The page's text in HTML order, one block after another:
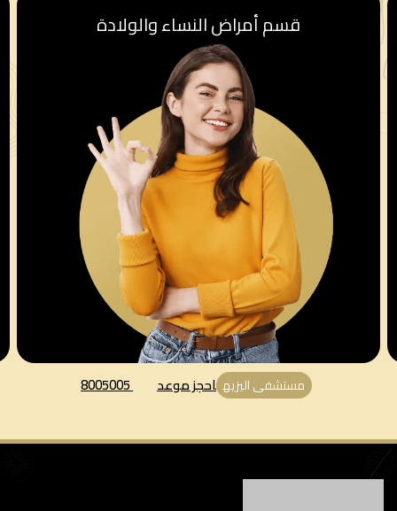
قسم أمراض النساء والولادة
مستشفى اليزيه احجز موعد 8005005